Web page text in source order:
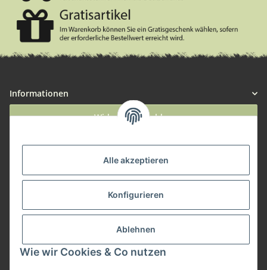
Alle akzeptieren
Konfigurieren
Ablehnen
Wie wir Cookies & Co nutzen
Informationen
Widerruf anmelden
Zahlungsmöglichkeiten